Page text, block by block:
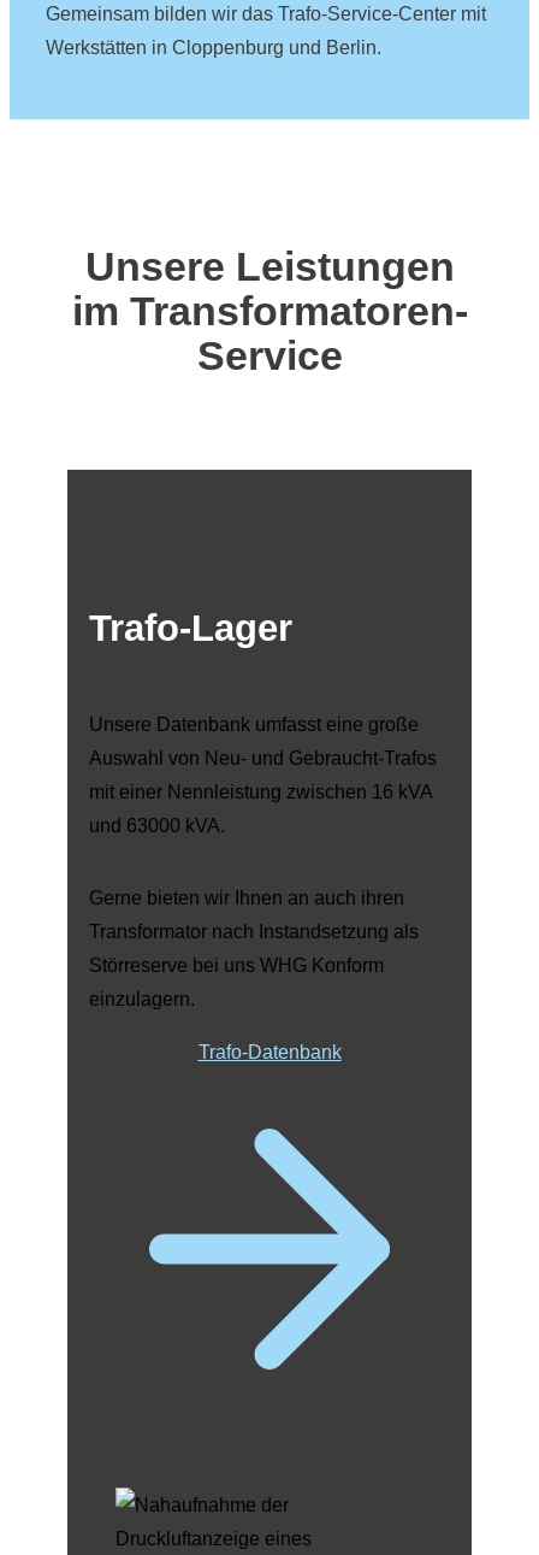
Gemeinsam bilden wir das Trafo-Service-Center mit
Werkstätten in Cloppenburg und Berlin.
Unsere Leistungen
im Transformatoren-
Service
Trafo-Lager
Unsere Datenbank umfasst eine große
Auswahl von Neu- und Gebraucht-Trafos
mit einer Nennleistung zwischen 16 kVA
und 63000 kVA.
Gerne bieten wir Ihnen an auch ihren
Transformator nach Instandsetzung als
Störreserve bei uns WHG Konform
einzulagern.
Trafo-Datenbank